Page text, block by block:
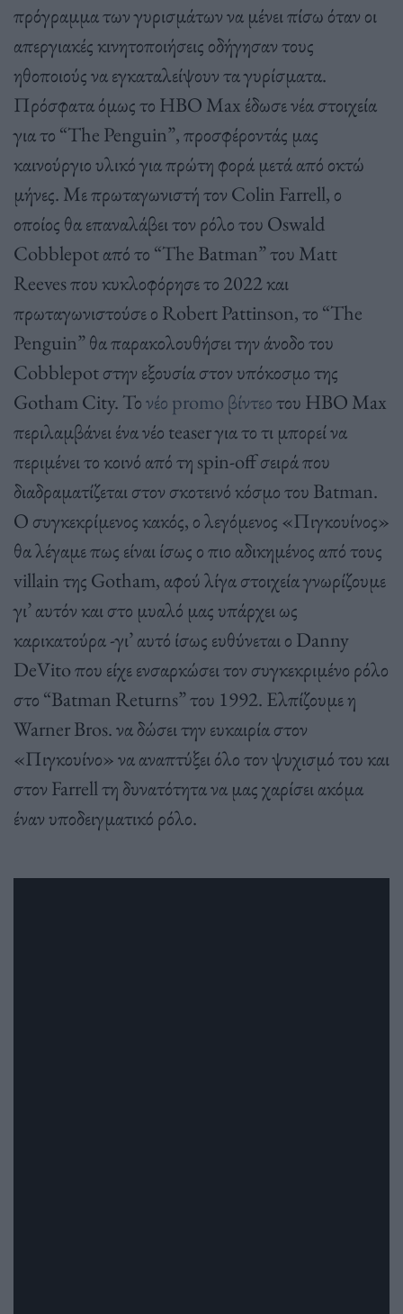
πρόγραμμα των γυρισμάτων να μένει πίσω όταν οι
απεργιακές κινητοποιήσεις οδήγησαν τους
ηθοποιούς να εγκαταλείψουν τα γυρίσματα.
Πρόσφατα όμως το ΗΒΟ Max έδωσε νέα στοιχεία
για το “The Penguin”, προσφέροντάς μας
καινούργιο υλικό για πρώτη φορά μετά από οκτώ
μήνες. Με πρωταγωνιστή τον Colin Farrell, ο
οποίος θα επαναλάβει τον ρόλο του Oswald
Cobblepot από το “The Batman” του Matt
Reeves που κυκλοφόρησε το 2022 και
πρωταγωνιστούσε ο Robert Pattinson, το “The
Penguin” θα παρακολουθήσει την άνοδο του
Cobblepot στην εξουσία στον υπόκοσμο της
Gotham City. Τονέο promo βίντεοτου HBO Max
περιλαμβάνει ένα νέο teaser για το τι μπορεί να
περιμένει το κοινό από τη spin-off σειρά που
διαδραματίζεται στον σκοτεινό κόσμο του Batman.
Ο συγκεκρίμενος κακός, ο λεγόμενος «Πιγκουίνος»
θα λέγαμε πως είναι ίσως ο πιο αδικημένος από τους
villain της Gotham, αφού λίγα στοιχεία γνωρίζουμε
γι’ αυτόν και στο μυαλό μας υπάρχει ως
καρικατούρα -γι’ αυτό ίσως ευθύνεται ο Danny
DeVito που είχε ενσαρκώσει τον συγκεκριμένο ρόλο
στο “Batman Returns” του 1992. Ελπίζουμε η
Warner Bros. να δώσει την ευκαιρία στον
«Πιγκουίνο» να αναπτύξει όλο τον ψυχισμό του και
στον Farrell τη δυνατότητα να μας χαρίσει ακόμα
έναν υποδειγματικό ρόλο.